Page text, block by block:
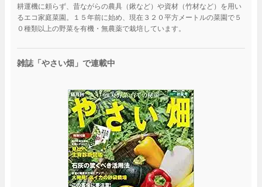
耕運機に頼らず、昔ながらの農具（鍬など）や資材（竹材など）を用い
るエコ家庭菜園。１５年前に始め、現在３２０平方メートルの菜園で５
０種類以上の野菜を有機・無農薬で栽培しています。
雑誌「やさい畑」で連載中